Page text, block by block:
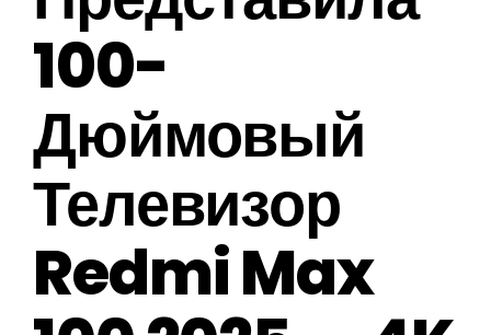
100-
Дюймовый
Телевизор
Redmi Max